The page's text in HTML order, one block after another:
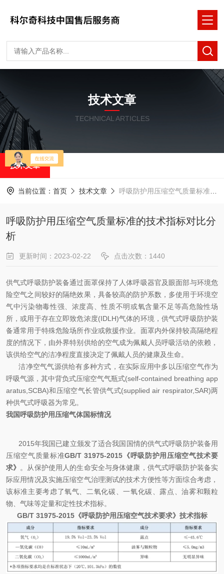
技术文章
TECHNICAL ARTICLES
技术文章
当前位置： 首页 技术文章 呼吸防护用压缩空气质量标准的技术指标对比分析
呼吸防护用压缩空气质量标准的技术指标对比分
析
更新时间：2023-02-22 点击次数：1440
供气式呼吸防护装备通过面罩保持了人体呼吸器官及眼面部与环境危
险空气之间较好的隔绝效果，具备较高的防护系数，多使用于环境空
气中污染物毒性强、浓度高、性质不明或氧含量不足等高危险性场
所，或用于存在立即致危浓度(IDLH)气体的环境，供气式呼吸防护装
备通常用于特殊危险场所作业或救援作业。面罩内外保持较高隔绝程
度的情况下，由外界特别供给的空气成为佩戴人员呼吸活动的依赖，
该供给空气的洁净程度直接决定了佩戴人员的健康及生命。
洁净空气气源供给有多种方式，在实际应用中多以压缩空气作为
呼吸气源，其中背负式压缩空气气瓶式(self-contained breathing app
aratus,SCBA)和压缩空气长管供气式(supplied air respirator,SAR)两
种供气式呼吸器为常见。
我国呼吸防护用压缩气体国标情况
2015年我国已建立颁发了适合我国国情的供气式呼吸防护装备用
压缩空气质量标准GB/T 31975-2015《呼吸防护用压缩空气技术要
求》 。从保护使用人的生命安全与身体健康，供气式呼吸防护装备实
际应用情况及实施压缩空气治理测试的技术方便性等方面综合考虑，
该标准主要考虑了氧气、二氧化碳、一氧化碳、露点、油雾和颗粒
物、气味等定量和定性技术指标。
GB/T 31975-2015《呼吸防护用压缩空气技术要求》技术指标